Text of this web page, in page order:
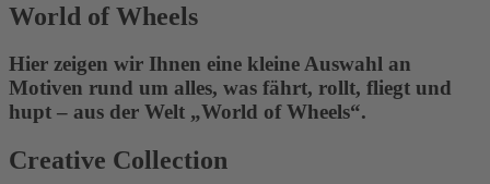
World of Wheels
Hier zeigen wir Ihnen eine kleine Auswahl an
Motiven rund um alles, was fährt, rollt, fliegt und
hupt – aus der Welt „World of Wheels“.
Creative Collection